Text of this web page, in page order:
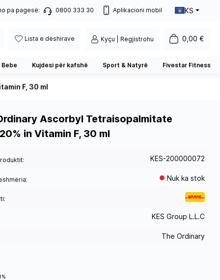
pa pagesë: 0800 333 30 Aplikacioni mobil KS
Lista e dëshirave Kyçu | Regjistrohu 0,00 €
Bebe Kujdesi për kafshë Sport & Natyrë Fivestar Fitness
F, 30 ml
Ascorbyl Tetraisopalmitate
in Vitamin F, 30 ml
KES-200000072
Nuk ka stok
KES Group L.L.C
The Ordinary